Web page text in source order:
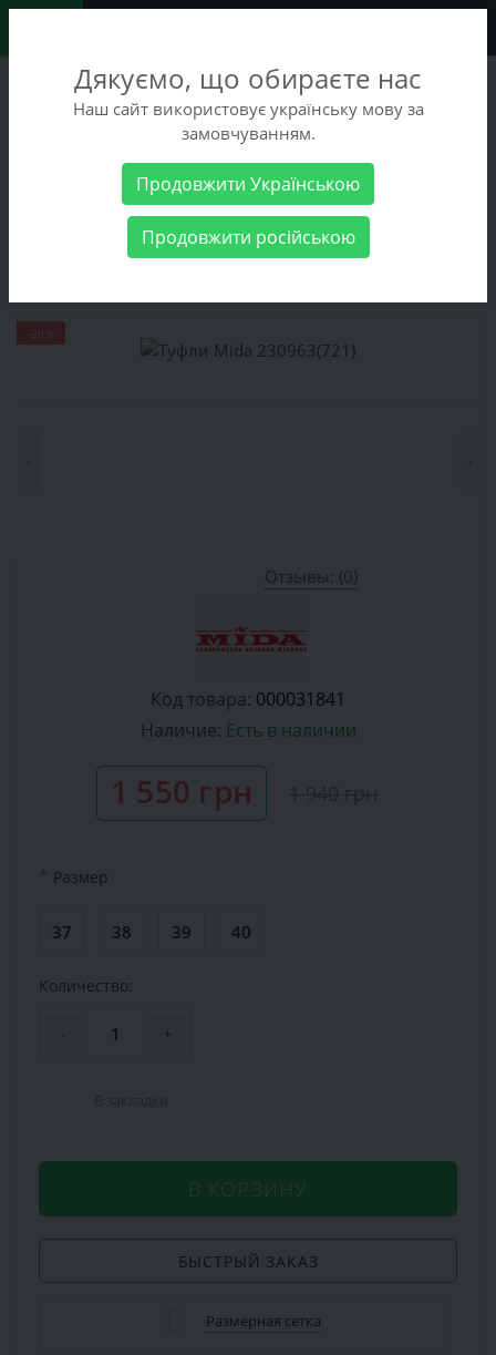
+38 (068) 486-90-09
+38 (093) 486-90-09
Женские товары Женская обувь Туфли Mida 230963(721)
Туфли Mida 230963(721)
-20%
Отзывы: (0)
Код товара: 000031841
Наличие: Есть в наличии
1 550 грн
* Размер
37 38 39 40
Количество:
- +
В КОРЗИНУ
БЫСТРЫЙ ЗАКАЗ
Размерная сетка
Дякуємо, що обираєте нас
Наш сайт використовує українську мову за
замовчуванням.
Продовжити Українською
Продовжити російською